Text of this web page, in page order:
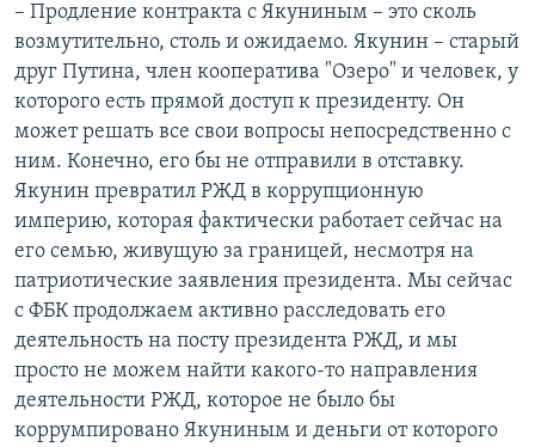
– Продление контракта с Якуниным – это сколь
возмутительно, столь и ожидаемо. Якунин – старый
друг Путина, член кооператива "Озеро" и человек, у
которого есть прямой доступ к президенту. Он
может решать все свои вопросы непосредственно с
ним. Конечно, его бы не отправили в отставку.
Якунин превратил РЖД в коррупционную
империю, которая фактически работает сейчас на
его семью, живущую за границей, несмотря на
патриотические заявления президента. Мы сейчас
с ФБК продолжаем активно расследовать его
деятельность на посту президента РЖД, и мы
просто не можем найти какого-то направления
деятельности РЖД, которое не было бы
коррумпировано Якуниным и деньги от которого